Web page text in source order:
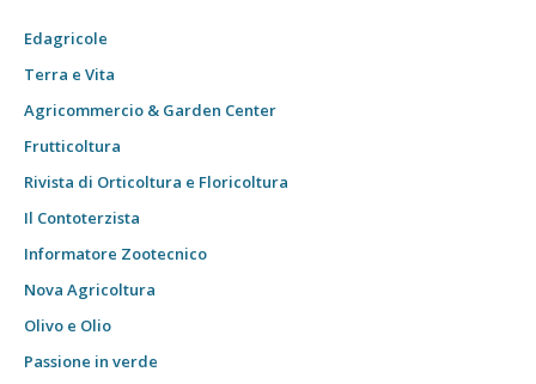
Edagricole
Terra e Vita
Agricommercio & Garden Center
Frutticoltura
Rivista di Orticoltura e Floricoltura
Il Contoterzista
Informatore Zootecnico
Nova Agricoltura
Olivo e Olio
Passione in verde